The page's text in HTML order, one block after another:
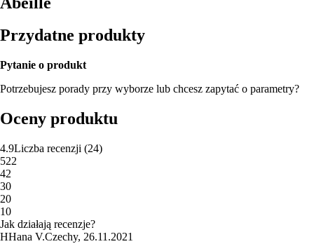
Przydatne produkty
Pytanie o produkt
Potrzebujesz porady przy wyborze lub chcesz zapytać o parametry?
Oceny produktu
4.9Liczba recenzji (24)
522
42
30
20
10
Jak działają recenzje?
HHana V.Czechy, 26.11.2021